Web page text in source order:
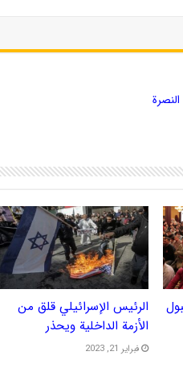
الرئيس الإسرائيلي قلق من
الأزمة الداخلية ويحذر
فبراير 21, 2023